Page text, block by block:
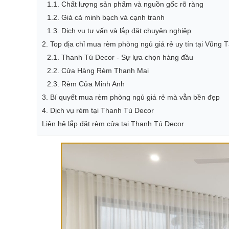
1.1. Chất lượng sản phẩm và nguồn gốc rõ ràng
1.2. Giá cả minh bạch và cạnh tranh
1.3. Dịch vụ tư vấn và lắp đặt chuyên nghiệp
2. Top địa chỉ mua rèm phòng ngủ giá rẻ uy tín tại Vũng
2.1. Thanh Tú Decor - Sự lựa chọn hàng đầu
2.2. Cửa Hàng Rèm Thanh Mai
2.3. Rèm Cửa Minh Anh
3. Bí quyết mua rèm phòng ngủ giá rẻ mà vẫn bền đẹp
4. Dịch vụ rèm tại Thanh Tú Decor
Liên hệ lắp đặt rèm cửa tại Thanh Tú Decor